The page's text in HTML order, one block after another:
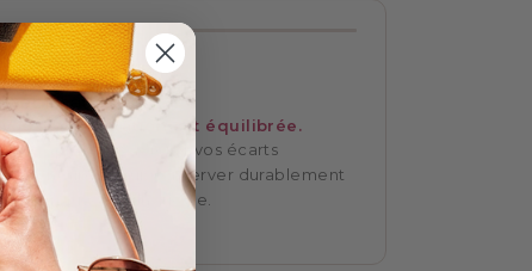
03
PHASE 3
Stabilisation
Votre alimentation est équilibrée.
Vous apprenez à gérer vos écarts
alimentaires pour conserver durablement
votre nouvelle silhouette.